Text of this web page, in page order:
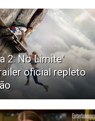
2: No Limite'
oficial repleto